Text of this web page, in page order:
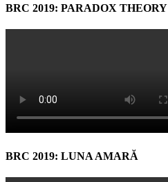
BRC 2019: PARADOX THEORY
BRC 2019: LUNA AMARĂ